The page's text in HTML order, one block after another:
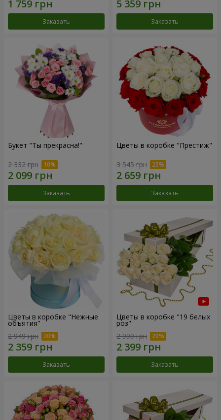
Заказать Заказать
Букет "Ты прекрасна!"
2 332 грн
Заказать
Цветы в коробке "Престиж"
3 545 грн
Заказать
Цветы в коробке "Нежные
объятия"
2 949 грн
Заказать
Цветы в коробке "19 белых
роз"
2 999 грн
Заказать